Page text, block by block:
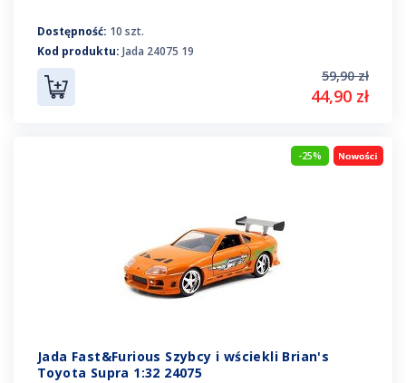
Dostępność: 10 szt.
Kod produktu: Jada 24075 19
59,90 zł
44,90 zł
-25%
Jada Fast&Furious Szybcy i wściekli Brian's
Toyota Supra 1:32 24075